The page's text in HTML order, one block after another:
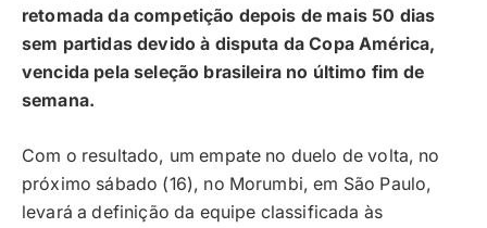
retomada da competição depois de mais 50 dias
sem partidas devido à disputa da Copa América,
vencida pela seleção brasileira no último fim de
semana.
Com o resultado, um empate no duelo de volta, no
próximo sábado (16), no Morumbi, em São Paulo,
levará a definição da equipe classificada às